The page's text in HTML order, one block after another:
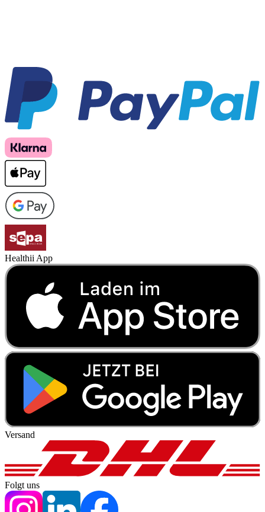
Healthii App
Versand
Folgt uns